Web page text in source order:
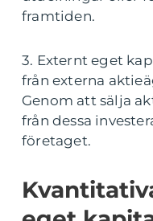
framtiden.
3. Externt eget
från externa
Genom att sälja
från dessa
företaget.